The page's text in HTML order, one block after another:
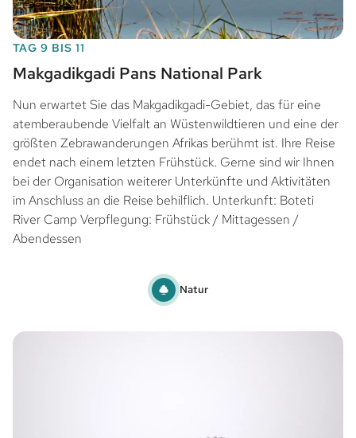
TAG 9 BIS 11
Makgadikgadi Pans National Park
Nun erwartet Sie das Makgadikgadi-Gebiet, das für eine
atemberaubende Vielfalt an Wüstenwildtieren und eine der
größten Zebrawanderungen Afrikas berühmt ist. Ihre Reise
endet nach einem letzten Frühstück. Gerne sind wir Ihnen
bei der Organisation weiterer Unterkünfte und Aktivitäten
im Anschluss an die Reise behilflich. Unterkunft: Boteti
River Camp Verpflegung: Frühstück / Mittagessen /
Abendessen
Natur